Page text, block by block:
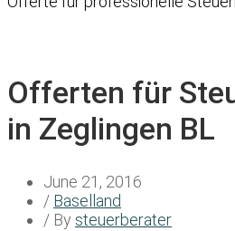
Offerten für
in Zeglingen BL
June 21, 2016
/ Baselland
/ By steuerberater